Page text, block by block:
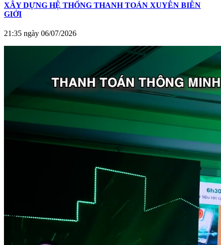
XÂY DỰNG HỆ THỐNG THANH TOÁN XUYÊN BIÊN
GIỚI
21:35 ngày 06/07/2026